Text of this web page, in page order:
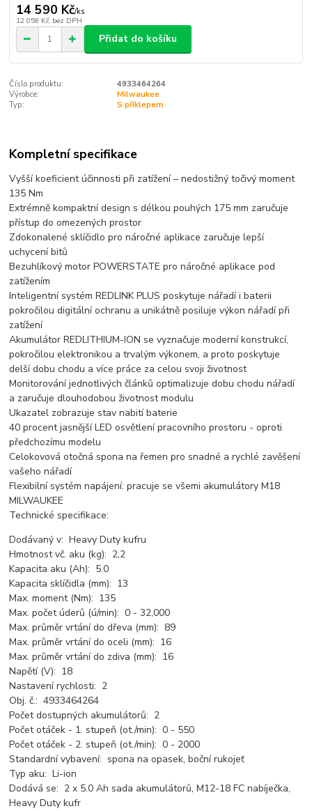
14 590 Kč/ks
12 058 Kč bez DPH
Přidat do košíku
Číslo produktu:
4933464264
Výrobce:
Milwaukee
Typ:
S příklepem
Kompletní specifikace
Vyšší koeficient účinnosti při zatížení – nedostižný točivý moment
135 Nm
Extrémně kompaktní design s délkou pouhých 175 mm zaručuje
přístup do omezených prostor
Zdokonalené sklíčidlo pro náročné aplikace zaručuje lepší
uchycení bitů
Bezuhlíkový motor POWERSTATE pro náročné aplikace pod
zatížením
Inteligentní systém REDLINK PLUS poskytuje nářadí i baterii
pokročilou digitální ochranu a unikátně posiluje výkon nářadí při
zatížení
Akumulátor REDLITHIUM-ION se vyznačuje moderní konstrukcí,
pokročilou elektronikou a trvalým výkonem, a proto poskytuje
delší dobu chodu a více práce za celou svoji životnost
Monitorování jednotlivých článků optimalizuje dobu chodu nářadí
a zaručuje dlouhodobou životnost modulu
Ukazatel zobrazuje stav nabití baterie
40 procent jasnější LED osvětlení pracovního prostoru - oproti
předchozímu modelu
Celokovová otočná spona na řemen pro snadné a rychlé zavěšení
vašeho nářadí
Flexibilní systém napájení: pracuje se všemi akumulátory M18
MILWAUKEE
Technické specifikace:
Dodávaný v: Heavy Duty kufru
Hmotnost vč. aku (kg): 2,2
Kapacita aku (Ah): 5.0
Kapacita sklíčidla (mm): 13
Max. moment (Nm): 135
Max. počet úderů (ú/min): 0 - 32,000
Max. průměr vrtání do dřeva (mm): 89
Max. průměr vrtání do oceli (mm): 16
Max. průměr vrtání do zdiva (mm): 16
Napětí (V): 18
Nastavení rychlosti: 2
Obj. č.: 4933464264
Počet dostupných akumulátorů: 2
Počet otáček - 1. stupeň (ot./min): 0 - 550
Počet otáček - 2. stupeň (ot./min): 0 - 2000
Standardní vybavení: spona na opasek, boční rukojeť
Typ aku: Li-ion
Dodává se: 2 x 5.0 Ah sada akumulátorů, M12-18 FC nabíječka,
Heavy Duty kufr